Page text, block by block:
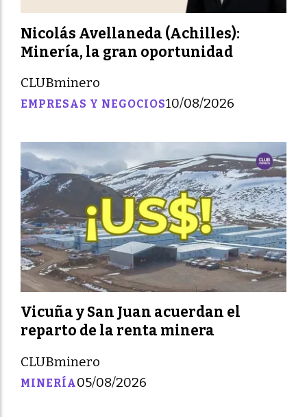
Nicolás Avellaneda (Achilles):
Minería, la gran oportunidad
CLUBminero
EMPRESAS Y NEGOCIOS10/08/2026
Vicuña y San Juan acuerdan el
reparto de la renta minera
CLUBminero
MINERÍA05/08/2026